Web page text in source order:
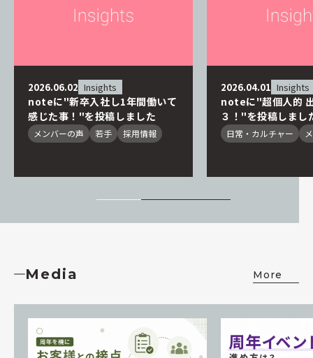
2026.06.02 Insights
noteに"新卒入社し1年間働いて
感じた事！"を投稿しました
メンバーの声 若手 採用情報
2026.04.01 Insights
noteに"超個人的
３！"を投稿しまし
日常・カルチャー
Media More